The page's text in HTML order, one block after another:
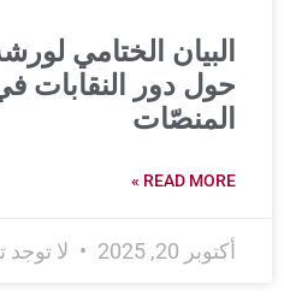
البيان الختامي
حول دور النقابات
المنصّات
READ MORE »
أكتوبر 20, 2025 لا توجد